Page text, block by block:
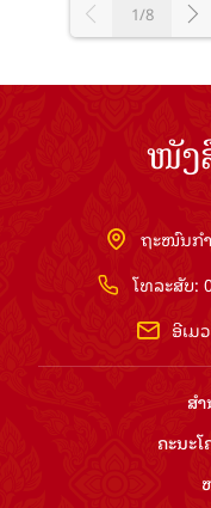
1/8
ໜັງ
ຖະໜົນກ
ໂທລະສັບ:
ອີເມ
ສ
ຄະນະ